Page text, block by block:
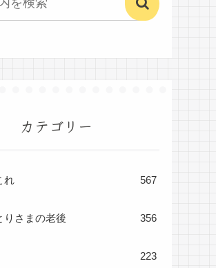
カテゴリー
れ 567
りさまの老後 356
223